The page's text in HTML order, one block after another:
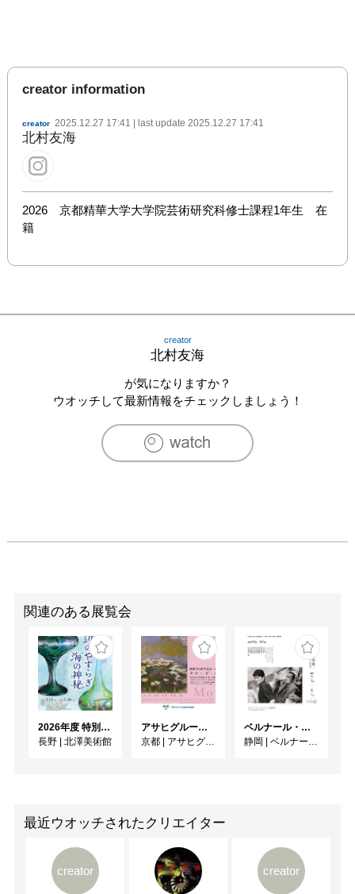
creator information
creator 2025.12.27 17:41 | last update 2025.12.27 17:41
北村友海
2026　京都精華大学大学院芸術研究科修士課程1年生　在
籍
creator
北村友海
が気になりますか？
ウオッチして最新情報をチェックしましょう！
関連のある展覧会
2026年度 特別展「ガレとドーム、アール･ヌーヴォーのガラス 水辺のやすらぎ、海の神秘」
長野 | 北澤美術館
アサヒグループ大山崎山荘美術館 開館30周年記念展「没後100年 クロード・モネ」
京都 | アサヒグループ大山崎山荘美術館
ベルナール・ビュフェと写真 ーカメラがとらえたビュフェとその時代、そして21 世紀へ
静岡 | ベルナール・ビュフェ美術館
最近ウオッチされたクリエイター
creator creator